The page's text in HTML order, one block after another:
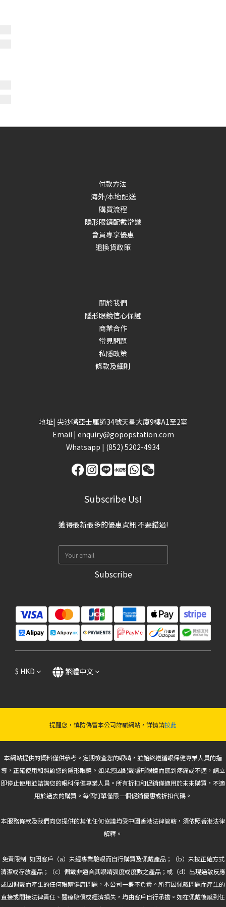
付款方法
海外/本地配送
購買流程
隱形眼鏡配戴常識
會員專享優惠
退換貨政策
關於我們
隱形眼鏡信心保證
商業合作
常見問題
私隱政策
條款及細則
地址| 尖沙嘴亞士厘道34號天星大廈9樓A1至2室
Email | enquiry@gopopstation.com
Whatsapp | (852) 5202-4934
Subscribe Us!
獲得最新最多的優惠資訊 不要錯過!
Subscribe
$ HKD 繁體中文
提醒您，慎防偽冒本公司詐騙網站，詳情請按此
本網站提供的資料僅供參考。定期檢查您的眼睛，並始終遵循眼保健專業人員的指
導，正確使用和照顧您的隱形眼鏡。如果您因配戴隱形眼鏡而感到疼痛或不適，請立
即停止使用並諮詢您的眼科保健專業人員。所有折扣和促銷僅適用於未來購買，不適
用於過去的購買。每個訂單僅限一個促銷優惠或折扣代碼。
本服務條款及我們向您提供的其他任何協議均受中國香港法律管轄，須依照香港法律
解釋。
免責限制: 如因客戶（a）未經專業驗眼而自行購買及佩戴產品；（b）未按正確方式
清潔或存放產品；（c）佩戴非適合其眼睛弧度或度數之產品；或（d）出現過敏反應
或因佩戴而產生的任何眼睛健康問題，本公司一概不負責。所有因佩戴問題而產生的
直接或間接法律責任、醫療賠償或經濟損失，均由客戶自行承擔。如在佩戴後感到任